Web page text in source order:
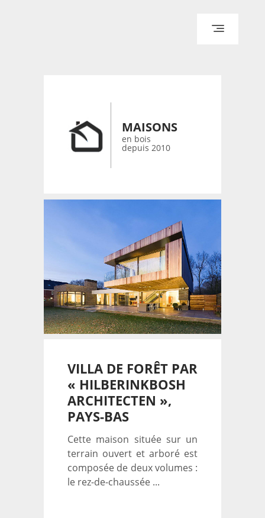
CONTACT
MAISONS
en bois
depuis 2010
VILLA DE FORÊT PAR
« HILBERINKBOSH
ARCHITECTEN »,
PAYS-BAS
Cette maison située sur un
terrain ouvert et arboré est
composée de deux volumes :
le rez-de-chaussée ...